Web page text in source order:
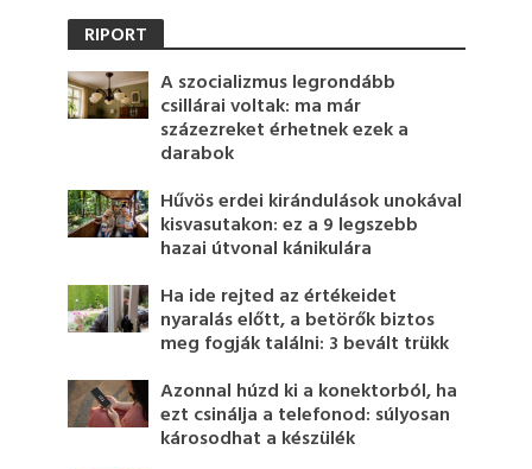
RIPORT
A szocializmus legrondább
csillárai voltak: ma már
százezreket érhetnek ezek a
darabok
Hűvös erdei kirándulások unokával
kisvasutakon: ez a 9 legszebb
hazai útvonal kánikulára
Ha ide rejted az értékeidet
nyaralás előtt, a betörők biztos
meg fogják találni: 3 bevált trükk
Azonnal húzd ki a konektorból, ha
ezt csinálja a telefonod: súlyosan
károsodhat a készülék